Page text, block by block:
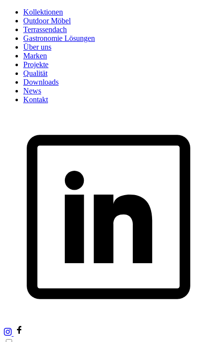
Skip
content
Kollektionen
Outdoor Möbel
Terrassendach
Gastronomie Lösungen
Über uns
Marken
Projekte
Qualität
Downloads
News
Kontakt